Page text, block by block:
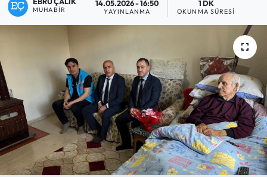
MUHABIR
14.05.2026 - 16:50
YAYINLANMA
1 DK
OKUNMA SÜRESI
Ekonomi
Güncel
İskilip Haberleri
Kargı Haberleri